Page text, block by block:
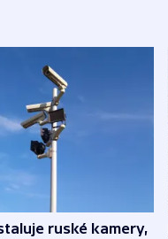
ruské kamery,